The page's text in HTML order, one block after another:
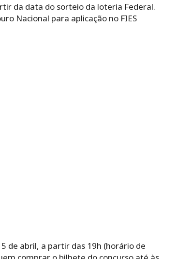
da data do sorteio da loteria Federal.
Nacional para aplicação no FIES
de abril, a partir das 19h (horário de